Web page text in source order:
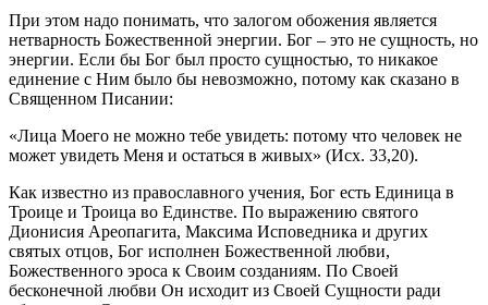
При этом надо понимать, что залогом обожения является
нетварность Божественной энергии. Бог – это не сущность, но
энергии. Если бы Бог был просто сущностью, то никакое
единение с Ним было бы невозможно, потому как сказано в
Священном Писании:
«Лица Моего не можно тебе увидеть: потому что человек не
может увидеть Меня и остаться в живых» (Исх. 33,20).
Как известно из православного учения, Бог есть Единица в
Троице и Троица во Единстве. По выражению святого
Дионисия Ареопагита, Максима Исповедника и других
святых отцов, Бог исполнен Божественной любви,
Божественного эроса к Своим созданиям. По Своей
бесконечной любви Он исходит из Своей Сущности ради